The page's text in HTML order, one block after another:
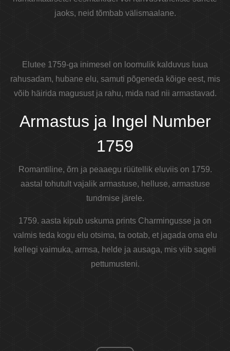
jaoks, neid tõmbab välismaalane.
Elutee 1759-ga inimesel on loomulik kalduvus luua
rahusadam, hubane elu, samuti põgeneda kõige eest, mis
võib häirida magusust ja rahu, mida nad nii armastavad.
Armastus ja Ingel Number
1759
Romantiline, õrn ja peaaegu rüütellik eluviis on 1759.
aastal tohutult vajalik armastuse, helluse, armastuse
tundmise järele.
1759. aasta kipub uskuma prints Charmingusse ja on
valmis teda kogu elu otsima, ta ootab, et jagada oma elu
kellegi vaimuka, armsa, helde ja ausaga, mis viib sageli
pettumusteni.